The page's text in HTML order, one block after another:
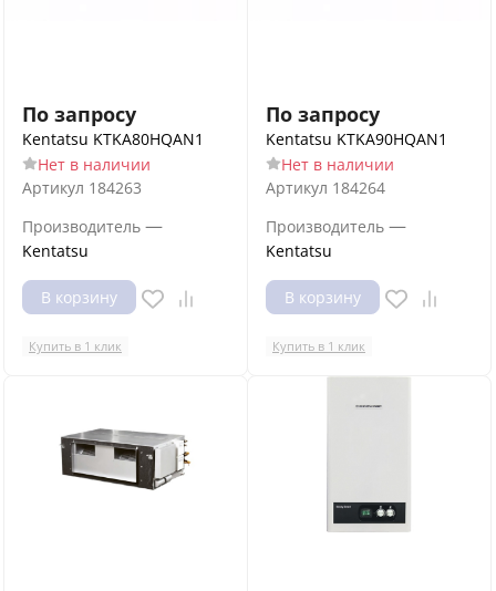
По запросу
Kentatsu KTKA80HQAN1
Нет в наличии
Артикул 184263
Производитель —
Kentatsu
В корзину
Купить в 1 клик
По запросу
Kentatsu KTKA90HQAN1
Нет в наличии
Артикул 184264
Производитель —
Kentatsu
В корзину
Купить в 1 клик